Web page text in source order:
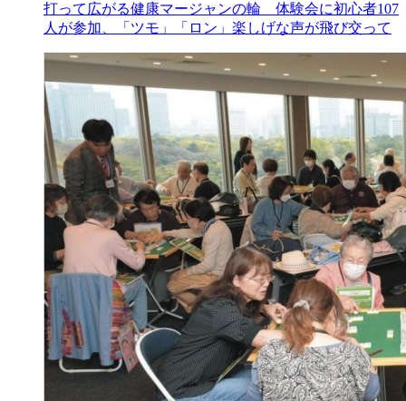
打って広がる健康マージャンの輪 体験会に初心者107
人が参加、「ツモ」「ロン」楽しげな声が飛び交って